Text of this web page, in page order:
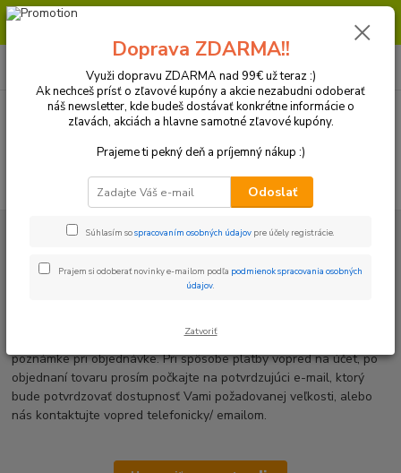
Milí zákazníci, pri objednávke nad 99€ získate poštovné ZDARMA.
(Po-Pia, 8:30-16:30 hod.)
Oblečenie a výstroj Prilby
Prilby
Vami požadovanú veľkosť tovaru prosím uveďte priamo v
poznámke pri objednávke. Pri spôsobe platby vopred na účet, po
objednaní tovaru prosím počkajte na potvrdzujúci e-mail, ktorý
bude potvrdzovať dostupnosť Vami požadovanej veľkosti, alebo
nás kontaktujte vopred telefonicky/ emailom.
Doprava ZDARMA!!
Využi dopravu ZDARMA nad 99€ už teraz :)
Ak nechceš prísť o zľavové kupóny a akcie nezabudni odoberať
náš newsletter, kde budeš dostávať konkrétne informácie o
zľavách, akciách a hlavne samotné zľavové kupóny.
Prajeme ti pekný deň a príjemný nákup :)
Odoslať
Súhlasím sospracovaním osobných údajov pre účely registrácie.
Prajem si odoberať novinky e-mailom podľa podmienok spracovania osobných
údajov.
Zatvoriť